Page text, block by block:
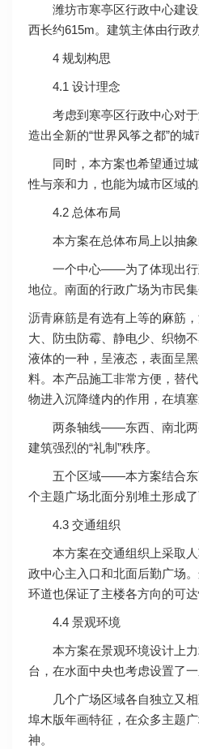
潍坊市寒亭区行政中心建设
西长约615m。建筑主体由行政
4 规划构思
4.1 设计理念
考虑到寒亭区行政中心对于
造出全新的“世界风筝之都”的城
同时，本方案也希望通过城
性与亲和力，也能为城市区域的
4.2 总体布局
本方案在总体布局上以抽象
一个中心——为了体现出行政
地位。南面的行政广场为市民
沥青麻筋是有选有上等的麻筋
大、防虫防霉、静电少、织物
液体的一种，呈液态，表面呈
料。本产品施工非常方便，替
物进入沉降缝内的作用，在填
两条轴线——东西、南北两条
建筑强烈的“礼制”秩序。
五个区域——本方案结合东西
个主题广场北面分别堆土形成
4.3 交通组织
本方案在交通组织上采取人
政中心主入口和北面后勤广场
环道也保证了主楼各方向的可达
4.4 景观环境
本方案在景观环境设计上力
台，在水面中央也考虑设置了
几个广场区域各自独立又相
埠木版年画特征，在众多主题
神。